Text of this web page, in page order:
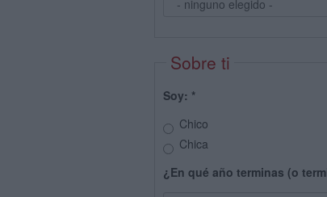
Sobre ti
Soy: *
Chico
Chica
¿En qué año terminas (o